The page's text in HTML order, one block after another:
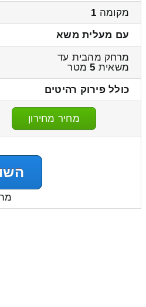
מקומה 1
עם מעלית משא
מרחק מהבית עד
משאית 5מטר
כולל פירוק רהיטים
מחיר מחירון
מתוך 4